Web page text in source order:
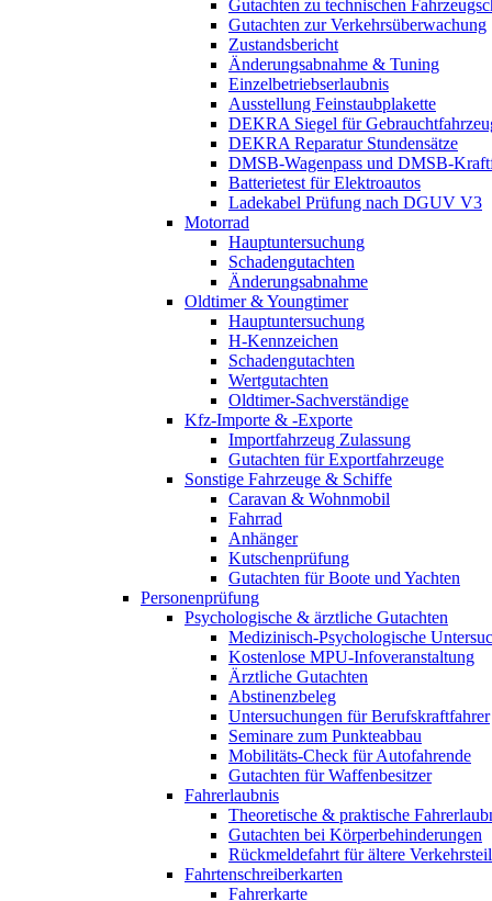
Gutachten zu technischen
Gutachten zur Verkehrsüberwachung
Zustandsbericht
Änderungsabnahme & Tuning
Einzelbetriebserlaubnis
Ausstellung Feinstaubplakette
DEKRA Siegel für
DEKRA Reparatur Stundensätze
DMSB-Wagenpass und DMSB-
Batterietest für Elektroautos
Ladekabel Prüfung nach DGUV V3
Motorrad
Hauptuntersuchung
Schadengutachten
Änderungsabnahme
Oldtimer & Youngtimer
Hauptuntersuchung
H-Kennzeichen
Schadengutachten
Wertgutachten
Oldtimer-Sachverständige
Kfz-Importe & -Exporte
Importfahrzeug Zulassung
Gutachten für Exportfahrzeuge
Sonstige Fahrzeuge & Schiffe
Caravan & Wohnmobil
Fahrrad
Anhänger
Kutschenprüfung
Gutachten für Boote und Yachten
Personenprüfung
Psychologische & ärztliche Gutachten
Medizinisch-Psychologische
Kostenlose MPU-Infoveranstaltung
Ärztliche Gutachten
Abstinenzbeleg
Untersuchungen für Berufskraftfahrer
Seminare zum Punkteabbau
Mobilitäts-Check für Autofahrende
Gutachten für Waffenbesitzer
Fahrerlaubnis
Theoretische & praktische
Gutachten bei Körperbehinderungen
Rückmeldefahrt für ältere
Fahrtenschreiberkarten
Fahrerkarte